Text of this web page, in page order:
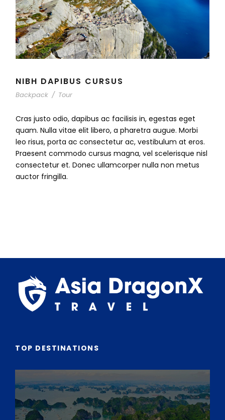
NIBH DAPIBUS CURSUS
Backpack / Tour
Cras justo odio, dapibus ac facilisis in, egestas eget
quam. Nulla vitae elit libero, a pharetra augue. Morbi
leo risus, porta ac consectetur ac, vestibulum at eros.
Praesent commodo cursus magna, vel scelerisque nisl
consectetur et. Donec ullamcorper nulla non metus
auctor fringilla.
TOP DESTINATIONS